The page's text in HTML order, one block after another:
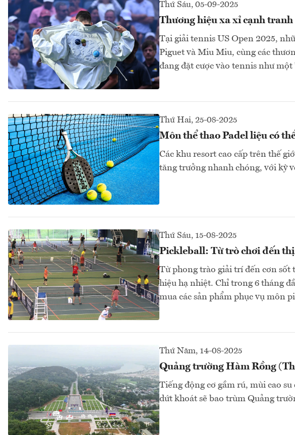
Thứ Sáu, 05-09-2025
Thương hiệu xa xỉ cạnh
Tại giải tennis US Open 2025,
Piguet và Miu Miu, cùng các
đang đặt cược vào tennis như
Thứ Hai, 25-08-2025
Môn thể thao Padel liệu có
Các khu resort cao cấp trên thế
tăng trưởng nhanh chóng, với kỳ
Thứ Sáu, 15-08-2025
Pickleball: Từ trò chơi đến
Từ phong trào giải trí đến cơn sốt
hiệu hạ nhiệt. Chỉ trong 6 tháng
mua các sản phẩm phục vụ môn
Thứ Năm, 14-08-2025
Quảng trường Hàm Rồng
Tiếng động cơ gầm rú, mùi cao
dứt khoát sẽ bao trùm Quảng